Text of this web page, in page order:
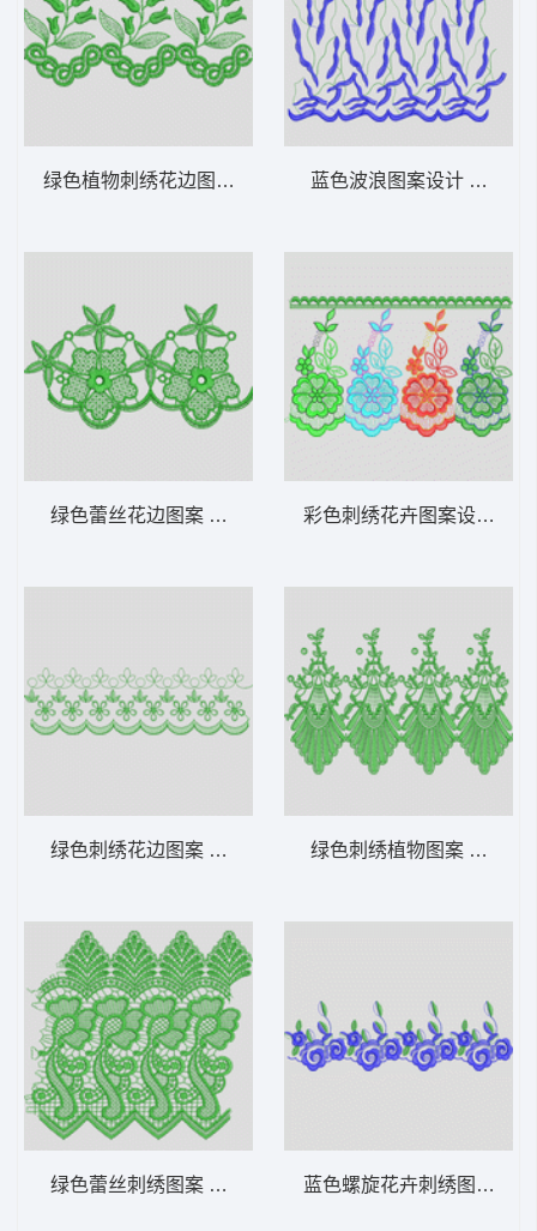
绿色植物刺绣花边图案 水溶
绿色蕾丝花边图案 水溶
绿色刺绣花边图案 水溶
绿色蕾丝刺绣图案 水溶
蓝色波浪图案设计 水溶
彩色刺绣花卉图案设计 水溶
绿色刺绣植物图案 水溶
蓝色螺旋花卉刺绣图案 水溶